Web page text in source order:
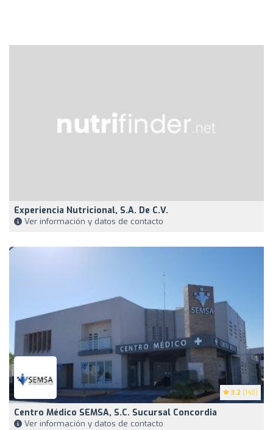
Experiencia Nutricional, S.a. De C.v.
Ver información y datos de contacto
3.2 (140)
Centro Médico SEMSA, S.C. Sucursal Concordia
Ver información y datos de contacto